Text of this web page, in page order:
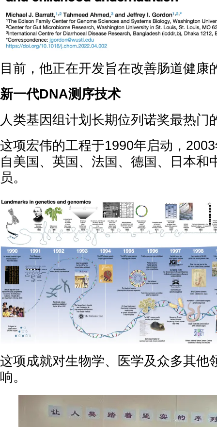
目前，他正在开发旨在改善肠道健康
新一代DNA测序技术
人类基因组计划长期位列诺奖最热门
这项宏伟的工程于1990年启动，
自美国、英国、法国、德国、日本和
员。
这项成就对生物学、医学及众多其他
响。